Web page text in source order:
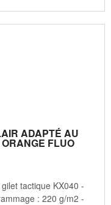
ADAPTÉ AU
FLUO
tactique KX040 -
: 220 g/m2 -